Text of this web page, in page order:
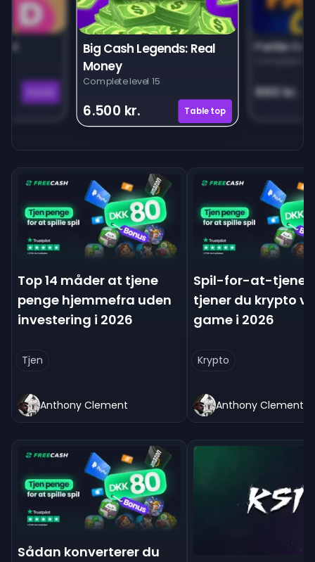
Farkle
860 kr.
Big Cash Legends: Real
Money
Complete level 15
6.500 kr. Tabletop
Top 14 måder at tjene
penge hjemmefra uden
investering i 2026
Tjen
Anthony Clement
Spil-for-at-tjene:
tjener du krypto
game i 2026
Krypto
Anthony Clement
Sådan konverterer du